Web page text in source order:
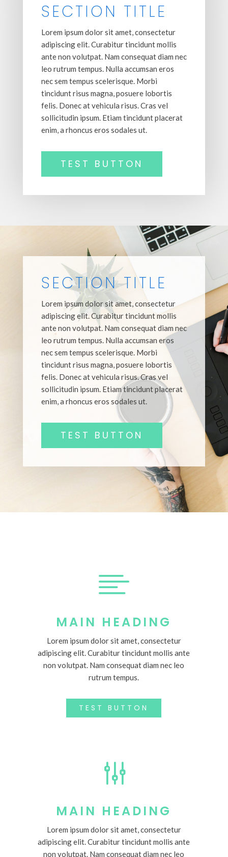
SECTION TITLE
Lorem ipsum dolor sit amet, consectetur
adipiscing elit. Curabitur tincidunt mollis
ante non volutpat. Nam consequat diam nec
leo rutrum tempus. Nulla accumsan eros
nec sem tempus scelerisque. Morbi
tincidunt risus magna, posuere lobortis
felis. Donec at vehicula risus. Cras vel
sollicitudin ipsum. Etiam tincidunt placerat
enim, a rhoncus eros sodales ut.
TEST BUTTON
SECTION TITLE
Lorem ipsum dolor sit amet, consectetur
adipiscing elit. Curabitur tincidunt mollis
ante non volutpat. Nam consequat diam nec
leo rutrum tempus. Nulla accumsan eros
nec sem tempus scelerisque. Morbi
tincidunt risus magna, posuere lobortis
felis. Donec at vehicula risus. Cras vel
sollicitudin ipsum. Etiam tincidunt placerat
enim, a rhoncus eros sodales ut.
TEST BUTTON

MAIN HEADING
Lorem ipsum dolor sit amet, consectetur
adipiscing elit. Curabitur tincidunt mollis ante
non volutpat. Nam consequat diam nec leo
rutrum tempus.
TEST BUTTON
g
MAIN HEADING
Lorem ipsum dolor sit amet, consectetur
adipiscing elit. Curabitur tincidunt mollis ante
non volutpat. Nam consequat diam nec leo